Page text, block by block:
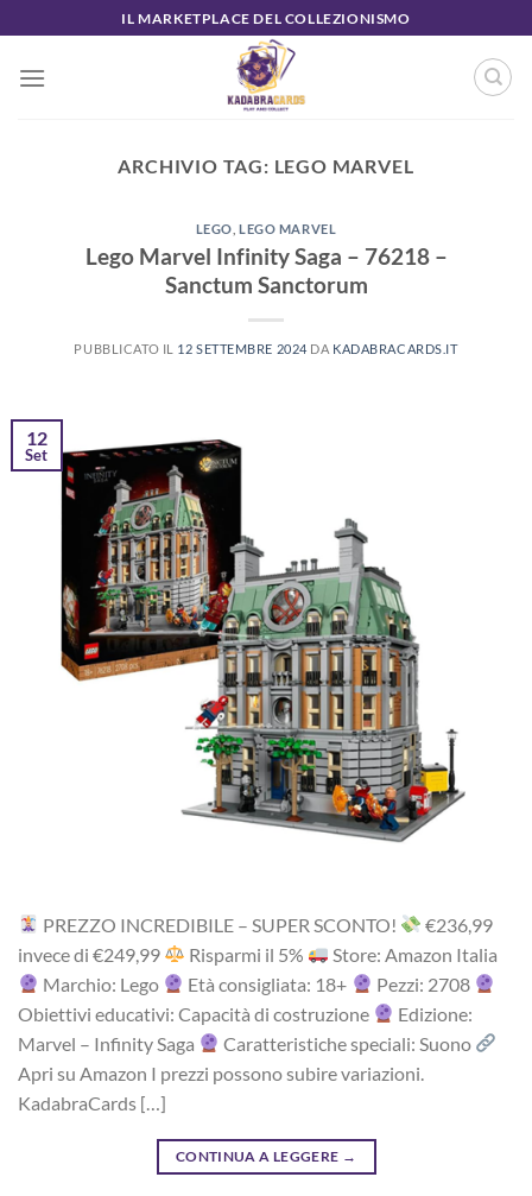
ai
contenuti
IL MARKETPLACE DEL COLLEZIONISMO
ARCHIVIO TAG: LEGO MARVEL
LEGO ,LEGO MARVEL
Lego Marvel Infinity Saga – 76218 –
Sanctum Sanctorum
PUBBLICATO IL 12 SETTEMBRE 2024 DA KADABRACARDS.IT
12
Set
PREZZO INCREDIBILE – SUPER SCONTO!
‎€236,99‎
i‎nv‎ec‎e ‎di‎ €249,99
R‎is‎pa‎rm‎i ‎il‎ 5%
Store: Amazon Italia
Marchio: Lego
Età consigliata: 18+
Pezzi: 2708
Obiettivi educativi: Capacità di costruzione
Edizione:
Marvel – Infinity Saga
Caratteristiche speciali: Suono
Apri su Amazon I prezzi possono subire variazioni.
KadabraCards […]
CONTINUA A LEGGERE →